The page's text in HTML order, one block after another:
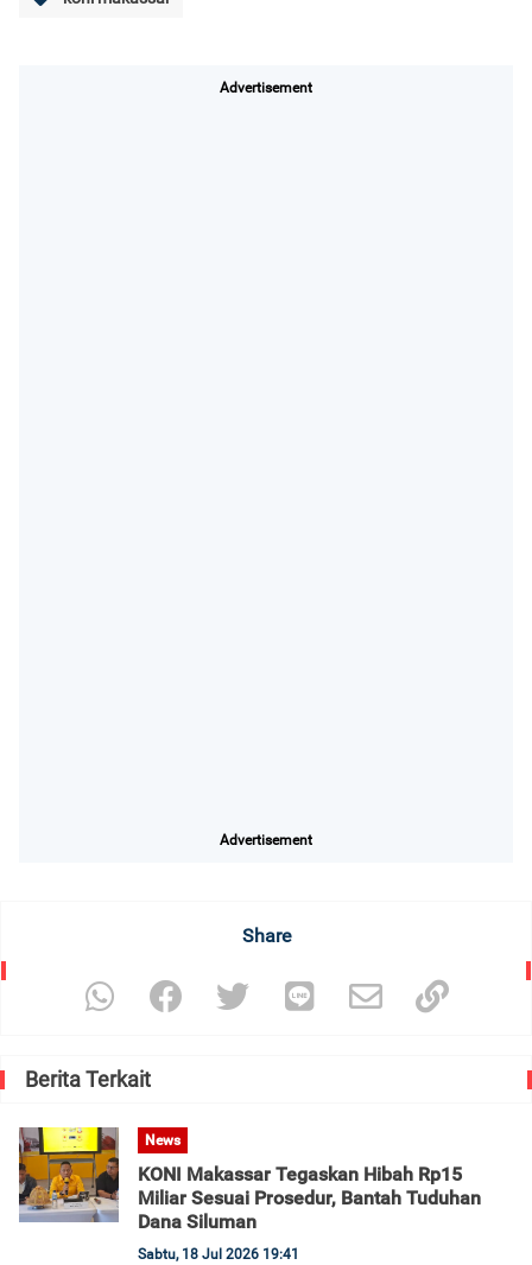
Advertisement
Advertisement
Share
Berita Terkait
News
KONI Makassar Tegaskan Hibah Rp15
Miliar Sesuai Prosedur, Bantah Tuduhan
Dana Siluman
Sabtu, 18 Jul 2026 19:41